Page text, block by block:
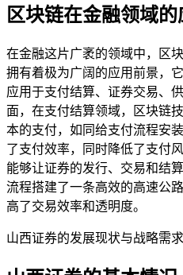
区块链在金融领域
在金融这片广袤的领域中，区
拥有着极为广阔的应用前景，
应用于支付结算、证券交易、
面，在支付结算领域，区块链
本的支付，如同给支付流程安
了支付效率，同时降低了支付
能够让证券的发行、交易和结
流程搭建了一条高效的高速公
高了交易效率和透明度。
山西证券的发展现状与战略需求